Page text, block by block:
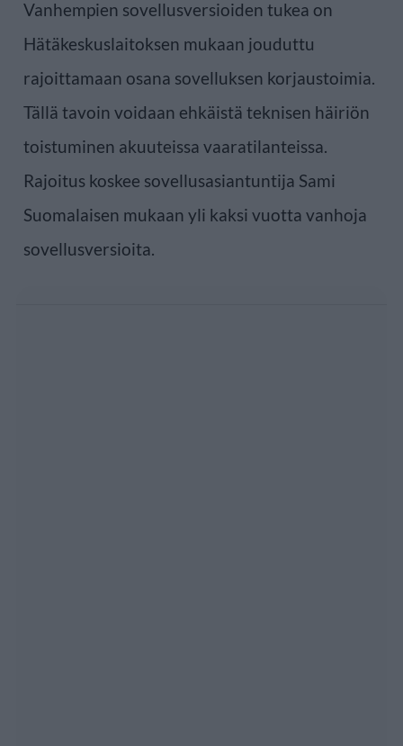
Vanhempien sovellusversioiden tukea on
Hätäkeskuslaitoksen mukaan jouduttu
rajoittamaan osana sovelluksen korjaustoimia.
Tällä tavoin voidaan ehkäistä teknisen häiriön
toistuminen akuuteissa vaaratilanteissa.
Rajoitus koskee sovellusasiantuntija Sami
Suomalaisen mukaan yli kaksi vuotta vanhoja
sovellusversioita.